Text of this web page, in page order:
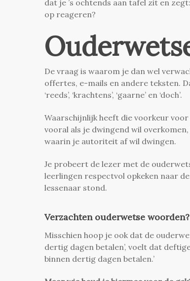
dat je ’s ochtends aan tafel zit en zegt:
op reageren?
De vraag is waarom je dan wel
offertes, e-mails en andere teksten.
‘reeds’, ‘krachtens’, ‘gaarne’ en ‘doch’.
Waarschijnlijk heeft die voorkeur
vooral als je dwingend wil
waarin je autoriteit af wil dwingen.
Je probeert de lezer met de
leerlingen respectvol opkeken naar
lessenaar stond.
Verzachten ouderwetse woorden?
Misschien hoop je ook dat de
dertig dagen betalen’, voelt dat
binnen dertig dagen betalen.’